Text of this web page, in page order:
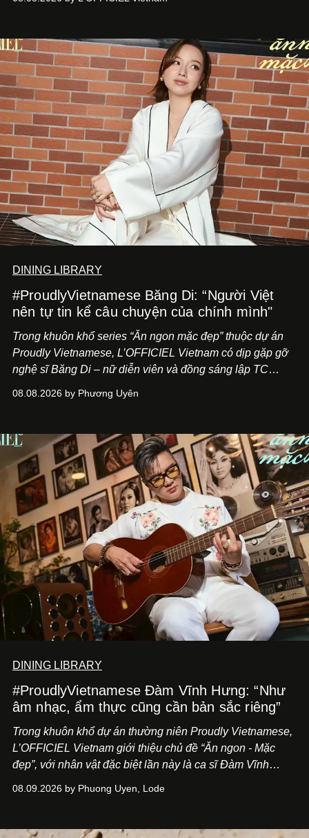
món ăn đa dạng từ Á đến Âu nhanh chóng được yêu thích
mang đến niềm vui cho thực khách.
DINING LIBRARY
#ProudlyVietnamese Băng Di: “Người Việt
nên tự tin kể câu chuyện của chính mình"
Trong khuôn khổ series “Ăn ngon mặc đẹp” thuộc dự án
Proudly Vietnamese, L’OFFICIEL Vietnam có dịp gặp gỡ
nghệ sĩ Băng Di – nữ diễn viên và đồng sáng lập TC
Kitchen Bar và SALEM tại TP.HCM.
08.08.2026 by Phương Uyên
DINING LIBRARY
#ProudlyVietnamese Đàm Vĩnh Hưng: “Như
âm nhạc, ẩm thực cũng cần bản sắc riêng”
Trong khuôn khổ dự án thường niên Proudly Vietnamese,
L’OFFICIEL Vietnam giới thiệu chủ đề “Ăn ngon - Mặc
đẹp”, với nhân vật đặc biệt lần này là ca sĩ Đàm Vĩnh
Cà Phê Cà Pháo mang dấu ấn Indochine hoài niệm, thu
08.09.2026 by Phuong Uyen, Lode